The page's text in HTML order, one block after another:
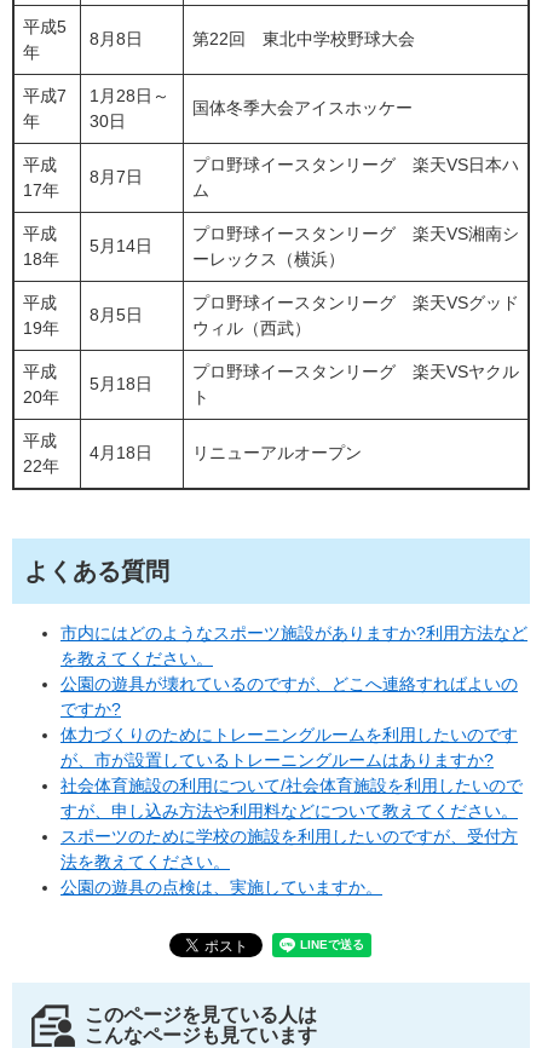
平成5
年
8月8日 第22回 東北中学校野球大会
平成7
年
1月28日～
30日
国体冬季大会アイスホッケー
平成
17年
8月7日
プロ野球イースタンリーグ 楽天VS日本ハ
ム
平成
18年
5月14日
プロ野球イースタンリーグ 楽天VS湘南シ
ーレックス（横浜）
平成
19年
8月5日
プロ野球イースタンリーグ 楽天VSグッド
ウィル（西武）
平成
20年
5月18日
プロ野球イースタンリーグ 楽天VSヤクル
ト
平成
22年
4月18日 リニューアルオープン
よくある質問
市内にはどのようなスポーツ施設がありますか?利用方法など
を教えてください。
公園の遊具が壊れているのですが、どこへ連絡すればよいの
ですか?
体力づくりのためにトレーニングルームを利用したいのです
が、市が設置しているトレーニングルームはありますか?
社会体育施設の利用について/社会体育施設を利用したいので
すが、申し込み方法や利用料などについて教えてください。
スポーツのために学校の施設を利用したいのですが、受付方
法を教えてください。
公園の遊具の点検は、実施していますか。
このページを見ている人は
こんなページも見ています